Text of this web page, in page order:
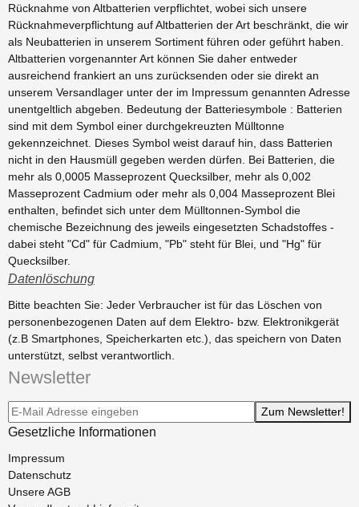
Rücknahme von Altbatterien verpflichtet, wobei sich unsere
Rücknahmeverpflichtung auf Altbatterien der Art beschränkt, die wir
als Neubatterien in unserem Sortiment führen oder geführt haben.
Altbatterien vorgenannter Art können Sie daher entweder
ausreichend frankiert an uns zurücksenden oder sie direkt an
unserem Versandlager unter der im Impressum genannten Adresse
unentgeltlich abgeben. Bedeutung der Batteriesymbole : Batterien
sind mit dem Symbol einer durchgekreuzten Mülltonne
gekennzeichnet. Dieses Symbol weist darauf hin, dass Batterien
nicht in den Hausmüll gegeben werden dürfen. Bei Batterien, die
mehr als 0,0005 Masseprozent Quecksilber, mehr als 0,002
Masseprozent Cadmium oder mehr als 0,004 Masseprozent Blei
enthalten, befindet sich unter dem Mülltonnen-Symbol die
chemische Bezeichnung des jeweils eingesetzten Schadstoffes -
dabei steht "Cd" für Cadmium, "Pb" steht für Blei, und "Hg" für
Quecksilber.
Datenlöschung
Bitte beachten Sie: Jeder Verbraucher ist für das Löschen von
personenbezogenen Daten auf dem Elektro- bzw. Elektronikgerät
(z.B Smartphones, Speicherkarten etc.), das speichern von Daten
unterstützt, selbst verantwortlich.
Newsletter
Newsletter-Registrierung Zum Newsletter!
Gesetzliche Informationen
Impressum
Datenschutz
Unsere AGB